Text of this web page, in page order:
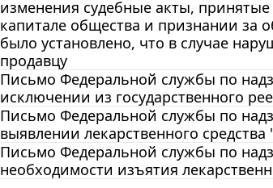
изменения судебные акты,
капитале общества и признании за
было установлено, что в случае
продавцу
Письмо Федеральной службы по
исключении из государственного
Письмо Федеральной службы по
выявлении лекарственного
Письмо Федеральной службы по
необходимости изъятия